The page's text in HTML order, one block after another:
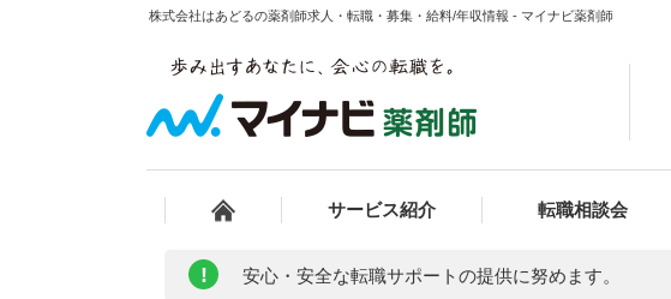
株式会社はあどるの薬剤師求人・転職・募集・給料/年収情報 - マイナビ薬剤師
サービス紹介 転職相談会
! 安心・安全な転職サポートの提供に努めます。